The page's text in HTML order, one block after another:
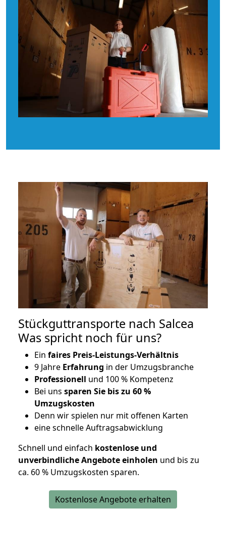
Stückguttransporte nach Salcea
Was spricht noch für uns?
Ein faires Preis-Leistungs-Verhältnis
9 Jahre Erfahrung in der Umzugsbranche
Professionell und 100 % Kompetenz
Bei uns sparen Sie bis zu 60 %
Umzugskosten
Denn wir spielen nur mit offenen Karten
eine schnelle Auftragsabwicklung
Schnell und einfach kostenlose und
unverbindliche Angebote einholen und bis zu
ca. 60 % Umzugskosten sparen.
Kostenlose Angebote erhalten